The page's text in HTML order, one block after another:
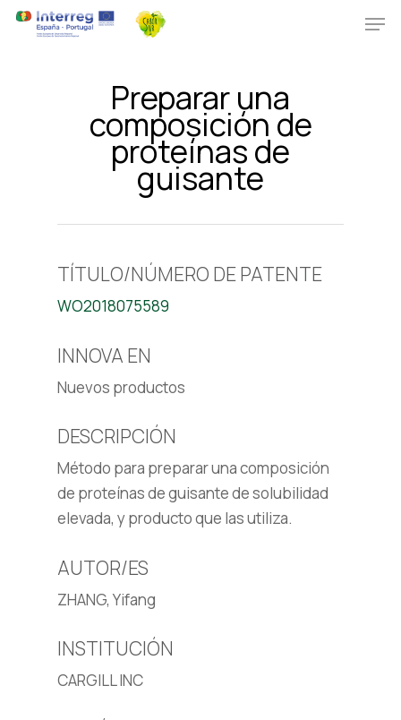
Preparar una
composición de
proteínas de
guisante
TÍTULO/NÚMERO DE PATENTE
WO2018075589
INNOVA EN
Nuevos productos
DESCRIPCIÓN
Método para preparar una composición
de proteínas de guisante de solubilidad
elevada, y producto que las utiliza.
AUTOR/ES
ZHANG, Yifang
INSTITUCIÓN
CARGILL INC